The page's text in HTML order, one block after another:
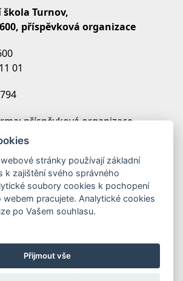
Turnov,
příspěvková organizace
01
příspěvková organizace
Město Turnov
stránky používají základní
k zajištění svého správného
soubory cookies k pochopení
pracujete. Analytické cookies
po Vašem souhlasu.
Přijmout vše